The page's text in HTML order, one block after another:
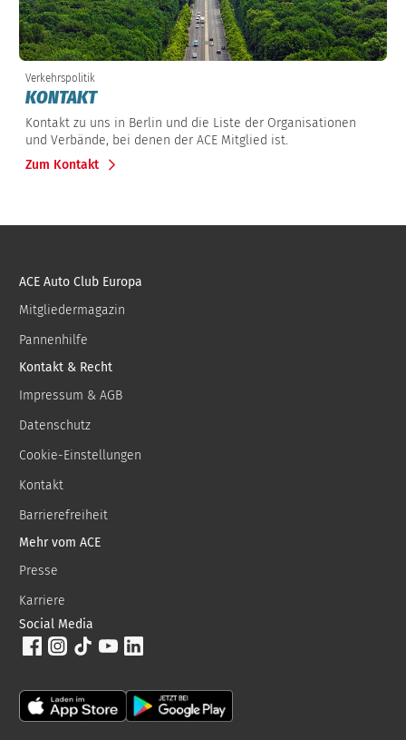
Verkehrspolitik
KONTAKT
Kontakt zu uns in Berlin und die Liste der Organisationen
und Verbände, bei denen der ACE Mitglied ist.
Zum Kontakt
ACE Auto Club Europa
Mitgliedermagazin
Pannenhilfe
Kontakt & Recht
Impressum & AGB
Datenschutz
Cookie-Einstellungen
Kontakt
Barrierefreiheit
Mehr vom ACE
Presse
Karriere
Social Media